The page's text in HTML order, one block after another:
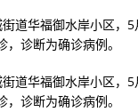
道华福御水岸小区，
诊断为确诊病例。
道华福御水岸小区，
诊断为确诊病例。